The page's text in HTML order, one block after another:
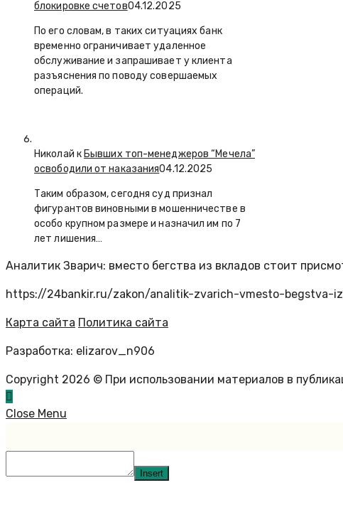
блокировке счетов04.12.2025
По его словам, в таких ситуациях банк
временно ограничивает удаленное
обслуживание и запрашивает у клиента
разъяснения по поводу совершаемых
операций.
Николай к Бывших топ-менеджеров “Мечела”
освободили от наказания04.12.2025
Таким образом, сегодня суд признал
фигурантов виновными в мошенничестве в
особо крупном размере и назначил им по 7
лет лишения…
Аналитик Зварич: вместо бегства из вкладов стоит
https://24bankir.ru/zakon/analitik-zvarich-vmesto-begstva-
Карта сайта Политика сайта
Разработка: elizarov_n906
Copyright 2026 © При использовании материалов в
Close Menu
Insert